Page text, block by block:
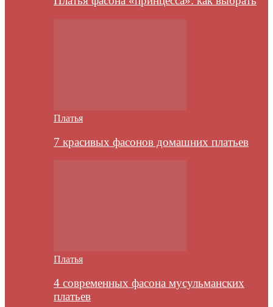
Платья
7 красивых фасонов домашних платьев
Платья
4 современных фасона мусульманских
платьев